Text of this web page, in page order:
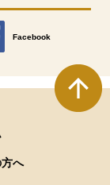
Facebook
別のウィンドウで開きます
へ